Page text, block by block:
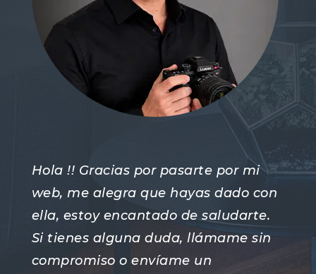
Hola !! Gracias por pasarte por mi
web, me alegra que hayas dado con
ella, estoy encantado de saludarte.
Si tienes alguna duda, llámame sin
compromiso o envíame un